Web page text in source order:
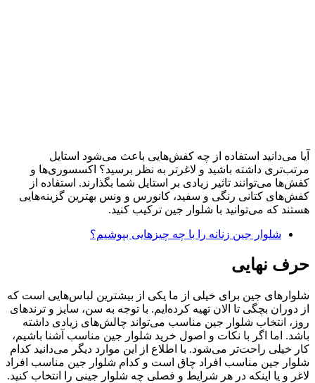
آیا می‌دانید استفاده از چه کفش‌هایی باعث می‌شود استایل
مرتب‌تری داشته باشید و لاغرتر به نظر برسید؟ اکسسوری‌ها و
کفش‌ها می‌توانند تاثیر زیادی بر استایل شما بگذارند. استفاده از
کفش‌های کتانی رنگی و سفید، کانورس و ونس بهترین گزینه‌هایی
هستند که می‌توانید با شلوار جین ترکیب کنید.
شلوار جین زنانه را با چه چیزهایی بپوشیم؟
حرف نهایی
شلوارهای جین برای خیلی از ما یکی از بیشترین لباس‌هایی است که
از دوران بچگی تا الان تهیه کرده‌ایم. با توجه به سن، سایز و ترندهای
روز، انتخاب شلوار جین مناسب می‌تواند چالش‌های زیادی داشته
باشد. اما اگر با نکات و اصول خرید شلوار جین مناسب آشنا باشیم،
کار خیلی راحت‌تر می‌شود. با اطلاع از این موارد دیگر می‌دانید کدام
شلوار جین مناسب افراد چاق است و کدام شلوار جین مناسب افراد
لاغر و یا اینکه در هر شرایط و فصلی چه شلوار جینی را انتخاب کنید.